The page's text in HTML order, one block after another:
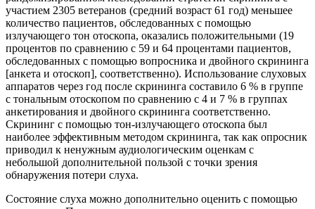
участием 2305 ветеранов (средний возраст 61 год) меньшее
количество пациентов, обследованных с помощью
излучающего тон отоскопа, оказались положительными (19
процентов по сравнению с 59 и 64 процентами пациентов,
обследованных с помощью вопросника и двойного скрининга
[анкета и отоскоп], соответственно). Использование слуховых
аппаратов через год после скрининга составило 6 % в группе
с тональным отоскопом по сравнению с 4 и 7 % в группах
анкетирования и двойного скрининга соответственно.
Скрининг с помощью тон-излучающего отоскопа был
наиболее эффективным методом скрининга, так как опросник
приводил к ненужным аудиологическим оценкам с
небольшой дополнительной пользой с точки зрения
обнаружения потери слуха.
Состояние слуха можно дополнительно оценить с помощью